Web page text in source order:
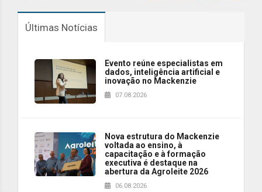
Últimas Notícias
Evento reúne especialistas em
dados, inteligência artificial e
inovação no Mackenzie
07.08.2026
Nova estrutura do Mackenzie
voltada ao ensino, à
capacitação e à formação
executiva é destaque na
abertura da Agroleite 2026
06.08.2026